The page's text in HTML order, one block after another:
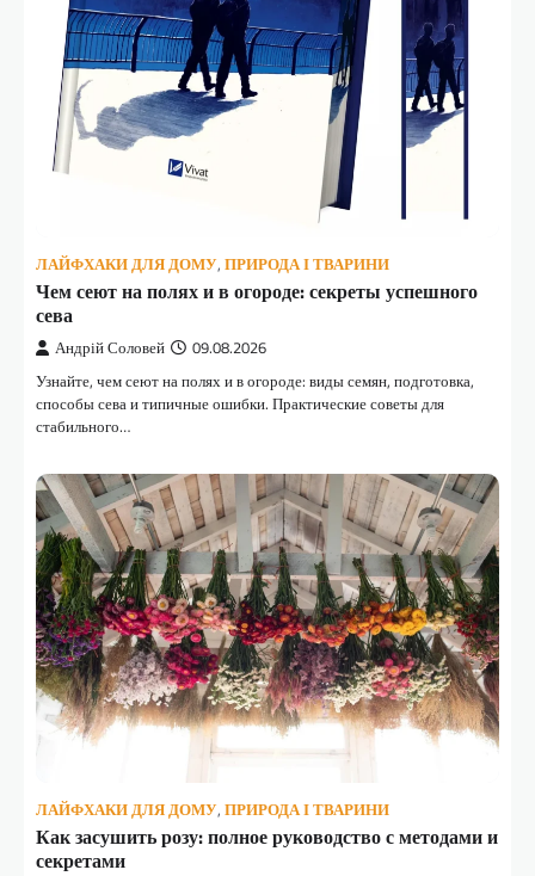
ЛАЙФХАКИ ДЛЯ ДОМУ, ПРИРОДА І ТВАРИНИ
Чем сеют на полях и в огороде: секреты успешного
сева
Андрій Соловей 09.08.2026
Узнайте, чем сеют на полях и в огороде: виды семян, подготовка,
способы сева и типичные ошибки. Практические советы для
стабильного…
ЛАЙФХАКИ ДЛЯ ДОМУ, ПРИРОДА І ТВАРИНИ
Как засушить розу: полное руководство с методами и
секретами